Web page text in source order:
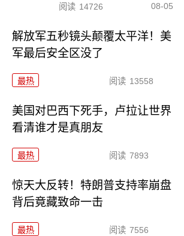
阅读 14726 08-05
解放军五秒镜头颠覆太平洋！美
军最后安全区没了
最热 阅读 13558
美国对巴西下死手，卢拉让世界
看清谁才是真朋友
最热 阅读 7893
惊天大反转！特朗普支持率崩盘
背后竟藏致命一击
最热 阅读 7556